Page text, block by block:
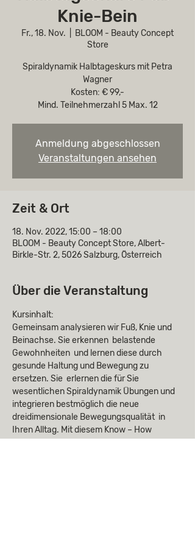
Knie-Bein
Fr., 18. Nov.
BLOOM - Beauty Concept
Store
Spiraldynamik Halbtageskurs mit Petra
Wagner
Kosten: € 99,-
Mind. Teilnehmerzahl 5 Max. 12
Anmeldung abgeschlossen
Veranstaltungen ansehen
Zeit & Ort
18. Nov. 2022, 15:00 – 18:00
BLOOM - Beauty Concept Store, Albert-
Birkle-Str. 2, 5026 Salzburg, Österreich
Über die Veranstaltung
Kursinhalt:
Gemeinsam analysieren wir Fuß, Knie und
Beinachse. Sie erkennen  belastende
Gewohnheiten  und lernen diese durch
gesunde Haltung und Bewegung zu
ersetzen. Sie  erlernen die für Sie
wesentlichen Spiraldynamik Übungen und
integrieren bestmöglich die neue
dreidimensionale Bewegungsqualität  in
Ihren Alltag. Mit diesem Know – How